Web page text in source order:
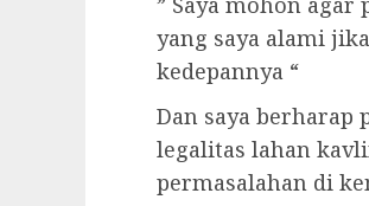
yang saya alami
kedepannya “
Dan saya berharap
legalitas lahan
permasalahan di